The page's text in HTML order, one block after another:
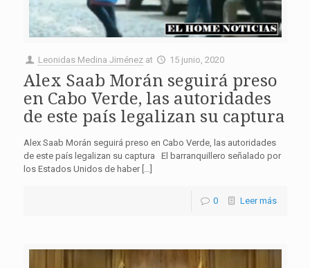
Leonidas Medina Jiménez at 15 junio, 2020
Alex Saab Morán seguirá preso
en Cabo Verde, las autoridades
de este país legalizan su captura
Alex Saab Morán seguirá preso en Cabo Verde, las autoridades
de este país legalizan su captura El barranquillero señalado por
los Estados Unidos de haber […]
0 Leer más